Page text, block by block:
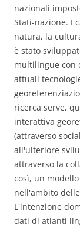
nazionali
Stati-nazione. I
natura, la
è stato
multilingue con
attuali
ricerca serve,
interattiva
(attraverso
all'ulteriore
attraverso la
così, un
nell'ambito delle
L'intenzione
dati di atlanti